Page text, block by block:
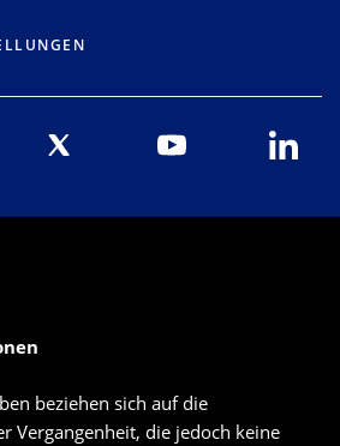
beziehen sich auf die
Vergangenheit, die jedoch keine